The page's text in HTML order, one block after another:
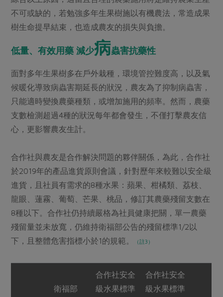
不可或缺的，若勉強多年生果樹施以有機農法，常造成果
樹生命提早結束，也造成農友的損失與負擔。
低量、有效用藥 減少病蟲害抗藥性
面對多年生果樹多在戶外栽種，環境管控難度高，以及氣
候暖化導致病蟲害期延長的狀況，農友為了抑制病蟲害，
只能適時變換農藥種類，或增加施用的頻率。然而，農藥
支數檢測超過4種的狀況每年都會發生，不僅打擊農友信
心，更影響農友生計。
合作社與農友是合作解決問題的夥伴關係，為此，合作社
於2019年的產品進貨原則會議，針對歷年來較難以安全級
進貨，且社員有需求的8種水果：蘋果、柑橘類、荔枝、
龍眼、蓮霧、葡萄、芒果、桃品，修訂其農藥殘留支數在
8種以下。合作社仍持續嚴格為社員健康把關，單一農藥
殘留量並未放寬，仍維持衛福部公告的殘留標準1/2以
下，且整體危害指標小於1的規範。
（註3）
衛福部
合作社安全
級水果標準
合作社安全
級水果標準